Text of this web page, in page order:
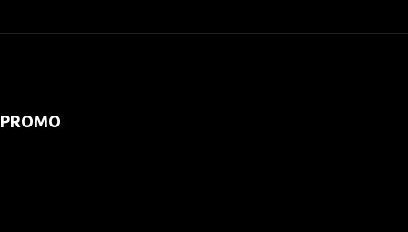
PROMO